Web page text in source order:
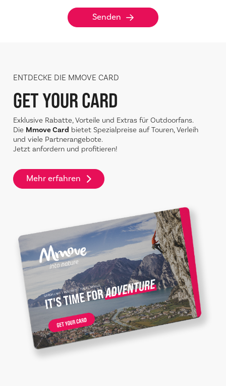
Senden
ENTDECKE DIE MMOVE CARD
GET YOUR CARD
Exklusive Rabatte, Vorteile und Extras für Outdoorfans.
Die Mmove Card bietet Spezialpreise auf Touren, Verleih
und viele Partnerangebote.
Jetzt anfordern und profitieren!
Mehr erfahren